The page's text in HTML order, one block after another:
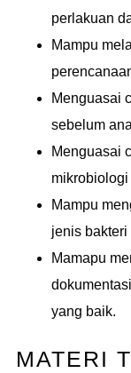
perlakuan
Mampu
Menguasai
sebelum
Menguasai
Mampu
jenis
Mamapu
yang baik.
MATERI